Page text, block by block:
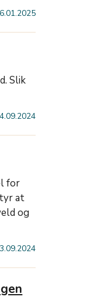
Slik
for
at
og